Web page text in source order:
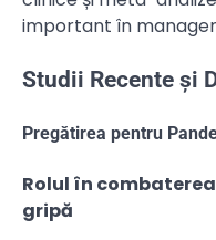
important în
Studii Recente și
Pregătirea pentru
Rolul în
gripă